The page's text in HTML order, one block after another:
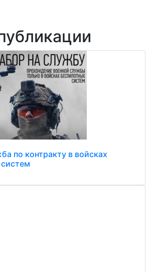
по контракту в войсках